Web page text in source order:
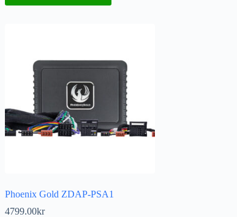
Phoenix Gold ZDAP-PSA1
4799.00kr